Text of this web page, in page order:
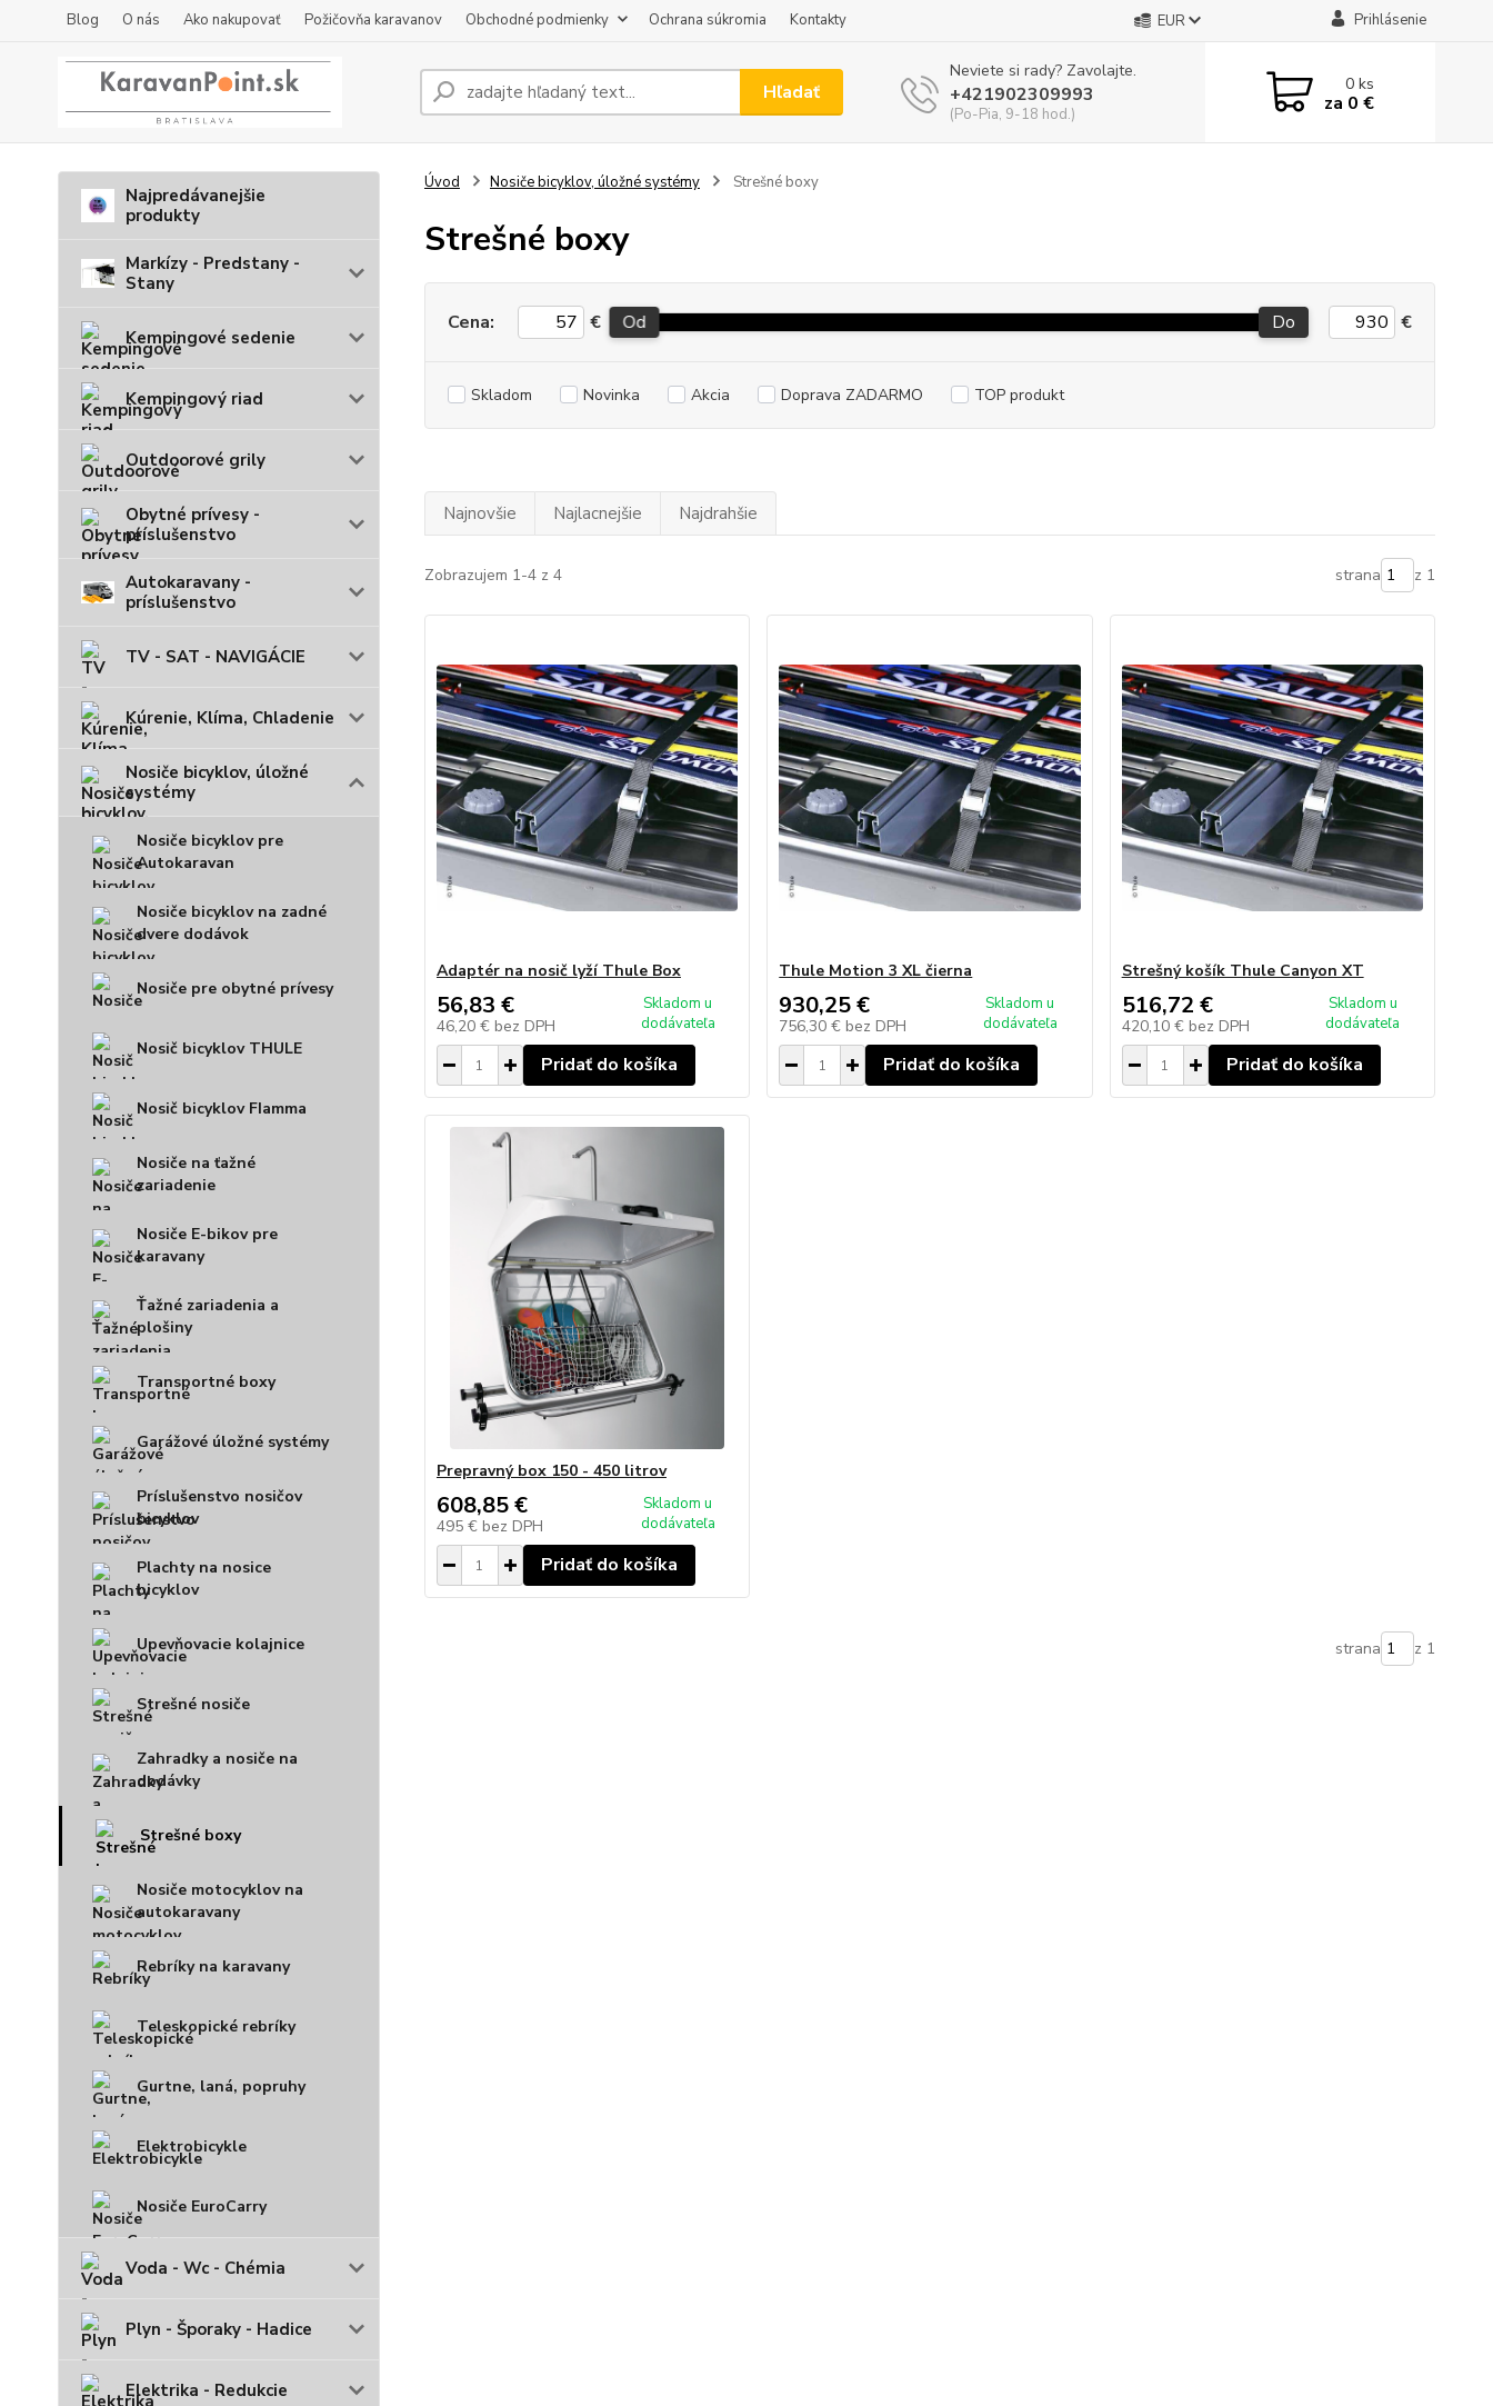
Blog O nás Ako nakupovať Požičovňa karavanov Obchodné podmienky Ochrana súkromia Kontakty EUR Prihlásenie
Hľadať
Neviete si rady? Zavolajte.
+421902309993
(Po-Pia, 9-18 hod.)
0ks
za 0 €
Najpredávanejšie
produkty
Markízy - Predstany -
Stany
Kempingové sedenie
Kempingový riad
Outdoorové grily
Obytné prívesy -
príslušenstvo
Autokaravany -
príslušenstvo
TV - SAT - NAVIGÁCIE
Kúrenie, Klíma, Chladenie
Nosiče bicyklov, úložné
systémy
Nosiče bicyklov pre
Autokaravan
Nosiče bicyklov na zadné
dvere dodávok
Nosiče pre obytné prívesy
Nosič bicyklov THULE
Nosič bicyklov FIamma
Nosiče na ťažné
zariadenie
Nosiče E-bikov pre
karavany
Ťažné zariadenia a
plošiny
Transportné boxy
Garážové úložné systémy
Príslušenstvo nosičov
bicyklov
Plachty na nosice
bicyklov
Upevňovacie kolajnice
Strešné nosiče
Zahradky a nosiče na
dodávky
Strešné boxy
Nosiče motocyklov na
autokaravany
Rebríky na karavany
Teleskopické rebríky
Gurtne, laná, popruhy
Elektrobicykle
Nosiče EuroCarry
Voda - Wc - Chémia
Plyn - Šporaky - Hadice
Elektrika - Redukcie
Úvod Nosiče bicyklov, úložné systémy Strešné boxy
Strešné boxy
Cena: € Od Do €
Skladom Novinka Akcia Doprava ZADARMO TOP produkt
Najnovšie Najlacnejšie Najdrahšie
Zobrazujem 1-4 z 4 strana z 1
Adaptér na nosič lyží Thule Box
56,83 €
46,20 € bez DPH
Skladom u
dodávateľa
Pridať do košíka
Thule Motion 3 XL čierna
930,25 €
756,30 € bez DPH
Skladom u
dodávateľa
Pridať do košíka
Strešný košík Thule Canyon XT
516,72 €
420,10 € bez DPH
Skladom u
dodávateľa
Pridať do košíka
Prepravný box 150 - 450 litrov
608,85 €
495 € bez DPH
Skladom u
dodávateľa
Pridať do košíka
strana z 1